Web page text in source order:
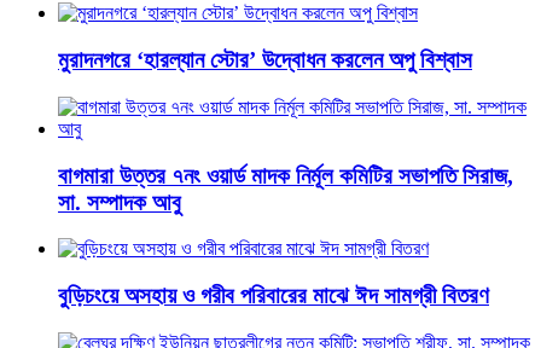
মুরাদনগরে ‘হারল্যান স্টোর’ উদ্বোধন করলেন অপু বিশ্বাস
বাগমারা উত্তর ৭নং ওয়ার্ড মাদক নির্মূল কমিটির সভাপতি সিরাজ,
সা. সম্পাদক আবু
বুড়িচংয়ে অসহায় ও গরীব পরিবারের মাঝে ঈদ সামগ্রী বিতরণ